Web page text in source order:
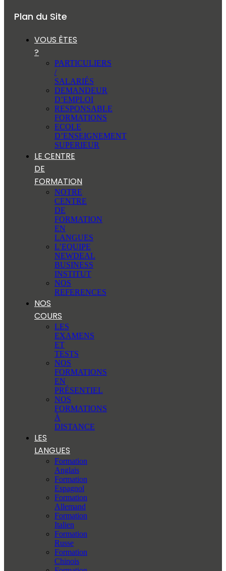
Plan du Site
VOUS ÊTES
?
PARTICULIERS
/
SALARIÉS
DEMANDEUR
D’EMPLOI
RESPONSABLE
FORMATIONS
ECOLE
D’ENSEIGNEMENT
SUPERIEUR
LE CENTRE
DE
FORMATION
NOTRE
CENTRE
DE
FORMATION
EN
LANGUES
L’EQUIPE
NEWDEAL
BUSINESS
INSTITUT
NOS
REFERENCES
NOS
COURS
LES
EXAMENS
ET
TESTS
NOS
FORMATIONS
EN
PRÉSENTIEL
NOS
FORMATIONS
À
DISTANCE
LES
LANGUES
Formation
Anglais
Formation
Espagnol
Formation
Allemand
Formation
Italien
Formation
Russe
Formation
Chinois